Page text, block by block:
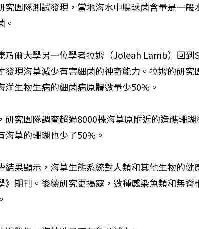
究團隊測試發現，當地海水中腸球菌含量是一
。
乃爾大學另一位學者拉姆（Joleah Lamb）回
發現海草減少有害細菌的神奇能力。拉姆的研
洋生物生病的細菌病原體數量少50%。
研究團隊調查超過8000株海草原附近的造礁珊
海草的珊瑚也少了50%。
結果顯示，海草生態系統對人類和其他生物的
》期刊。後續研究更揭露，數種感染魚類和無